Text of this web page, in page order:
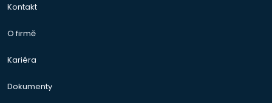
Kontakt
O firmě
Kariéra
Dokumenty